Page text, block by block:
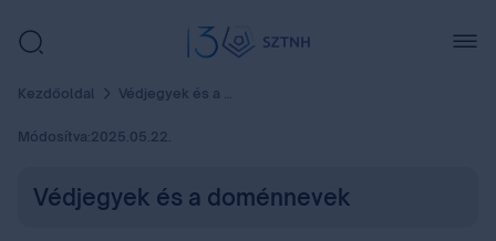
Kezdőoldal Védjegyek és a doménnevek
Módosítva:2025.05.22.
Védjegyek és a doménnevek